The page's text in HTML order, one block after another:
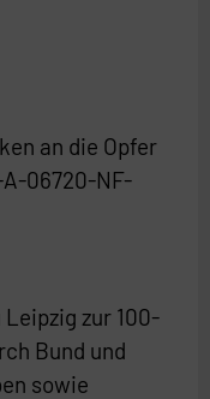
an die Opfer
06720-NF-
zur 100-
Bund und
sowie